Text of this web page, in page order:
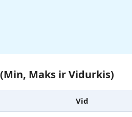
Maks ir Vidurkis)
Vid